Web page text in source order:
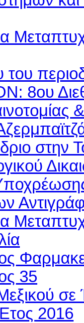
του
8ου
στην
35
2016